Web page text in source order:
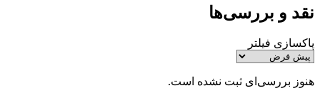
نقد و بررسی‌ها
پاکسازی فیلتر
هنوز بررسی‌ای ثبت نشده است.